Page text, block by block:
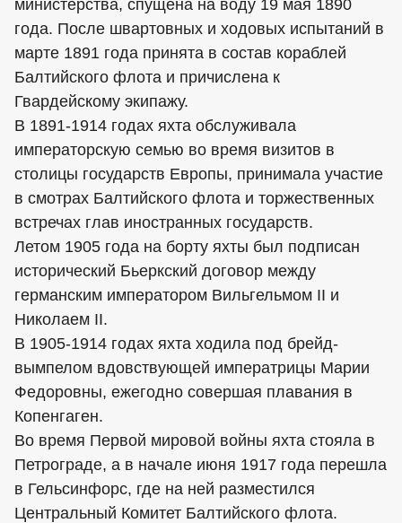
министерства, спущена на воду 19 мая 1890
года. После швартовных и ходовых испытаний в
марте 1891 года принята в состав кораблей
Балтийского флота и причислена к
Гвардейскому экипажу.
В 1891-1914 годах яхта обслуживала
императорскую семью во время визитов в
столицы государств Европы, принимала участие
в смотрах Балтийского флота и торжественных
встречах глав иностранных государств.
Летом 1905 года на борту яхты был подписан
исторический Бьеркский договор между
германским императором Вильгельмом II и
Николаем II.
В 1905-1914 годах яхта ходила под брейд-
вымпелом вдовствующей императрицы Марии
Федоровны, ежегодно совершая плавания в
Копенгаген.
Во время Первой мировой войны яхта стояла в
Петрограде, а в начале июня 1917 года перешла
в Гельсинфорс, где на ней разместился
Центральный Комитет Балтийского флота.